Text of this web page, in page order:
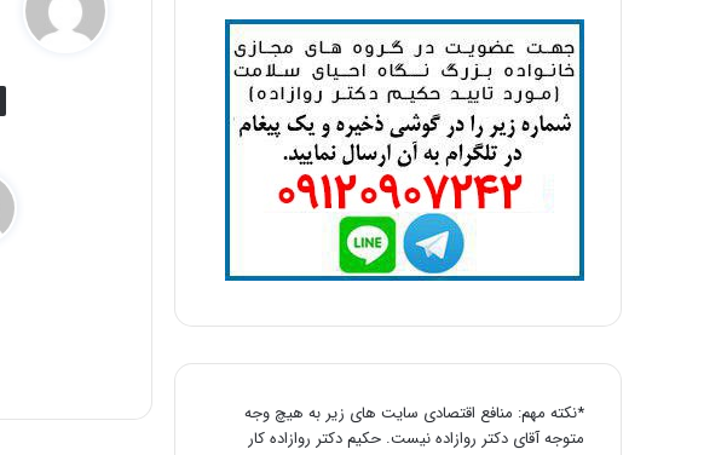
*نکته مهم: منافع اقتصادی سایت های زیر به هیچ وجه
متوجه آقای دکتر روازاده نیست. حکیم دکتر روازاده کار